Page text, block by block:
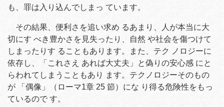
も、罪は入り込んでしまっ ています。
その結果、便利さを追い求め るあまり、人が本当に大
切にす べき豊かさを見失ったり、自然 や社会を傷つけて
しまったりす ることもあります。また、テク ノロジーに
依存し、「これさえ あれば大丈夫」と偽りの安心感 にと
らわれてしまうこともあり ます。テクノロジーそのもの
が 「偶像」（ローマ1章 25 節）にな り得る危険性をもっ
ているので す。